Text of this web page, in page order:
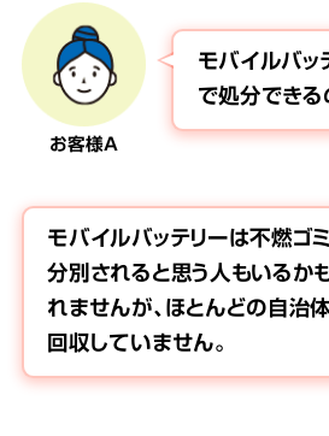
お客様A
モバイルバッ
で処分できる
モバイルバッテリーは不燃ゴ
分別されると思う人もいるか
れませんが、ほとんどの自治
回収していません。